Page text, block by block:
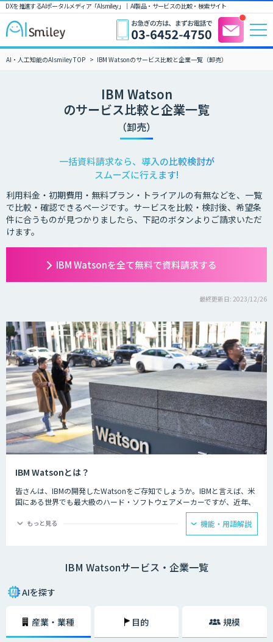
DXを推進するAIポータルメディア「AIsmiley」｜ AI製品・サービスの比較・検索サイト
AI・人工知能のAIsmiley TOP IBM Watsonのサービス比較と企業一覧（卸売）
IBM Watson
のサービス比較と企業一覧
（卸売）
一括資料請求なら、導入の比較検討が
スムーズに行えます!
利用料金・初期費用・無料プラン・トライアルの有無などを、一覧
で比較・確認できるページです。サービスを比較・検討後、希望条
件に合うものが見つかりましたら、下記のボタンよりご請求いただ
けます。
IBM Watsonを全て無料で資料請求する
最終更新日: 2023/12/26
IBM Watsonとは？
皆さんは、IBMの開発したWatsonをご存知でしょうか。IBMと言えば、米
国にある世界でも最大級のハード・ソフトウェアメーカーですが、近年、
AI・人工知能開発のリーディングカンパニーとなっています。
IBM Watsonは、ビジネスシステムにAIを活用し、銀行や医療などの専門
て「3層のAIモデルによって効率的に学習できる点」が挙げられるでしょ
う。Watsonは、自然言語の解析を行う「ベースAI型モデル層」、業界特有
た学習によって適切な知見を見出す「企業個別モデル層」の3層で構成さ
もっと見る 機能・用語解説
IBM Watsonサービス・企業一覧
AIを探す
産業・業種 目的 規模